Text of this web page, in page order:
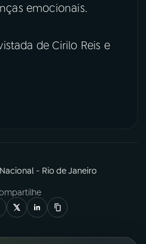
emocionais.
de Cirilo Reis e
- Rio de Janeiro